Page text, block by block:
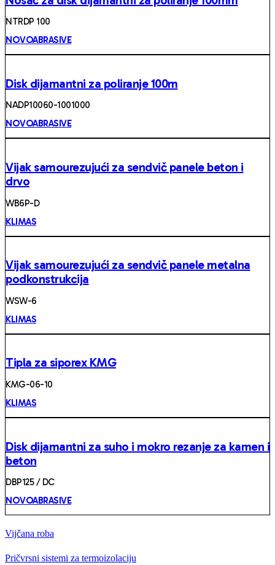
NTRDP 100
NOVOABRASIVE
Disk dijamantni za poliranje 100m
NADP10060-1001000
NOVOABRASIVE
Vijak samourezujući za sendvič panele beton i
drvo
WB6P-D
KLIMAS
Vijak samourezujući za sendvič panele metalna
podkonstrukcija
WSW-6
KLIMAS
Tipla za siporex KMG
KMG-06-10
KLIMAS
Disk dijamantni za suho i mokro rezanje za kamen i
beton
DBP125 / DC
NOVOABRASIVE
Vijčana roba
Pričvrsni sistemi za termoizolaciju